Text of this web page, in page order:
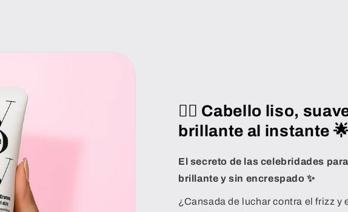
💆‍♀️ Cabello liso,
brillante al instante
El secreto de las celebridades
brillante y sin encrespado ✨
¿Cansada de luchar contra el frizz y